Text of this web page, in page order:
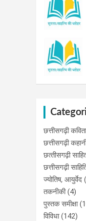
छत्तीसगढ़ी
छत्तीसगढ़ी
छत्‍तीसगढ़ी
छत्तीसगढ़ी
ज्योतिष, आयुर्वेद
तकनीकी(4)
पुस्‍तक समीक्षा
विविधा(142)